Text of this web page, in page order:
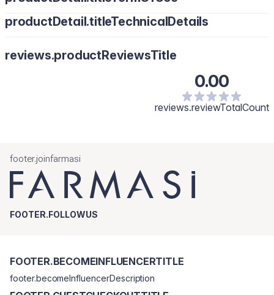
productDetail.titleTechnicalDetails
reviews.productReviewsTitle
0.00
reviews.reviewTotalCount
footer.joinfarmasi
FOOTER.FOLLOWUS
FOOTER.BECOMEINFLUENCERTITLE
footer.becomeInfluencerDescription